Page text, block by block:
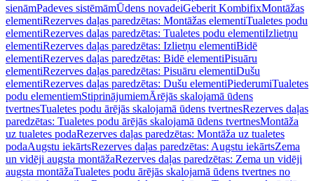
sienāmPadeves sistēmāmŪdens novadeiGeberit KombifixMontāžas
elementiRezerves daļas paredzētas: Montāžas elementiTualetes podu
elementiRezerves daļas paredzētas: Tualetes podu elementiIzlietņu
elementiRezerves daļas paredzētas: Izlietņu elementiBidē
elementiRezerves daļas paredzētas: Bidē elementiPisuāru
elementiRezerves daļas paredzētas: Pisuāru elementiDušu
elementiRezerves daļas paredzētas: Dušu elementiPiederumiTualetes
podu elementiemStiprinājumiemĀrējās skalojamā ūdens
tvertnesTualetes podu ārējās skalojamā ūdens tvertnesRezerves daļas
paredzētas: Tualetes podu ārējās skalojamā ūdens tvertnesMontāža
uz tualetes podaRezerves daļas paredzētas: Montāža uz tualetes
podaAugstu iekārtsRezerves daļas paredzētas: Augstu iekārtsZema
un vidēji augsta montāžaRezerves daļas paredzētas: Zema un vidēji
augsta montāžaTualetes podu ārējās skalojamā ūdens tvertnes no